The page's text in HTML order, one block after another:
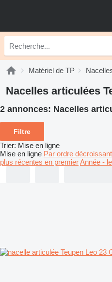
Matériel de TP
Nacelles articulées
2 annonces: Nacelles
Filtre
Trier: Mise en ligne
Mise en ligne Par ordre décroissant
plus récentes en premierAnnée -